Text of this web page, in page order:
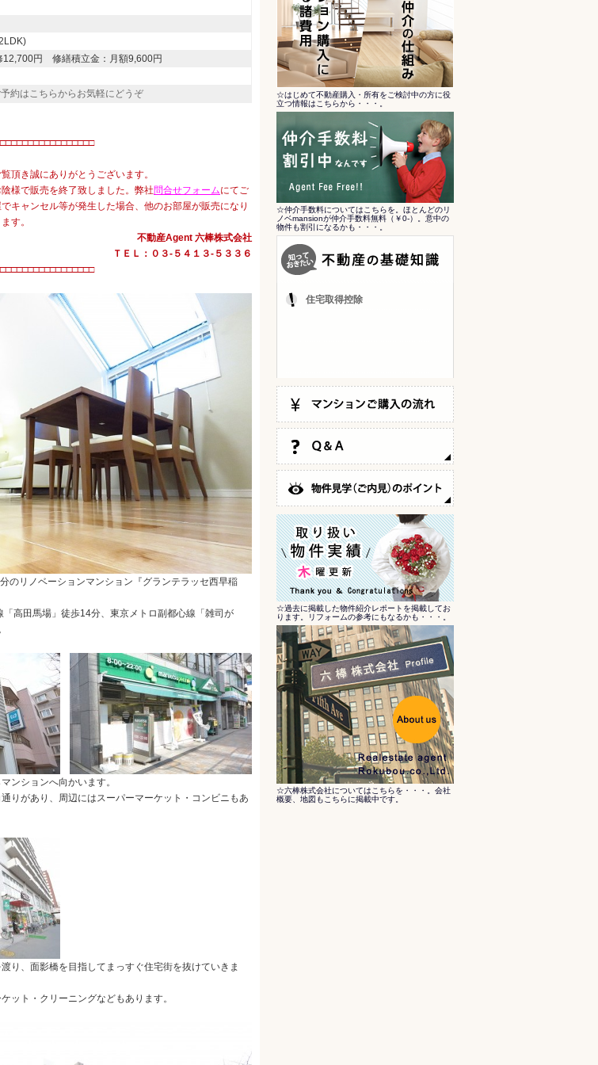
円 修繕積立金：月額9,600円
約はこちらからお気軽にどうぞ
頂き誠にありがとうございます。
様で販売を終了致しました。弊社問合せフォームにてご
キャンセル等が発生した場合、他のお部屋が販売になり
す。
不動産Agent 六棒株式会社
ＴＥＬ：０３‐５４１３‐５３３６
のリノベーションマンション『グランテラッセ西早稲
高田馬場」徒歩14分、東京メトロ副都心線「雑司が
ンションへ向かいます。
りがあり、周辺にはスーパーマーケット・コンビニもあ
り、面影橋を目指してまっすぐ住宅街を抜けていきま
ット・クリーニングなどもあります。
☆はじめて不動産購入・所有をご検討中の方に役
立つ情報はこちらから・・・。
☆仲介手数料についてはこちらを。ほとんどのリ
ノベmansionが仲介手数料無料（￥0-）。意中の
物件も割引になるかも・・・。
住宅取得控除
☆過去に掲載した物件紹介レポートを掲載してお
ります。リフォームの参考にもなるかも・・・。
☆六棒株式会社についてはこちらを・・・。会社
概要、地図もこちらに掲載中です。